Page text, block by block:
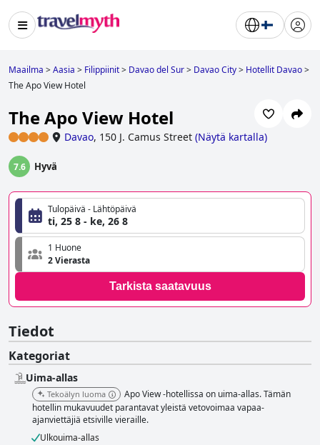
Maailma >Aasia > Filippiinit> Davao del Sur> Davao City> Hotellit Davao>
The Apo View Hotel
The Apo View Hotel
Davao, 150 J. Camus Street (Näytä kartalla)
7.6 Hyvä
Tulopäivä - Lähtöpäivä
ti, 25 8 - ke, 26 8
1 Huone
2 Vierasta
Tarkista saatavuus
Tiedot
Kategoriat
Uima-allas
Tekoälyn luoma
Apo View -hotellissa on uima-allas. Tämän
hotellin mukavuudet parantavat yleistä vetovoimaa vapaa-
ajanviettäjiä etsiville vieraille.
Ulkouima-allas